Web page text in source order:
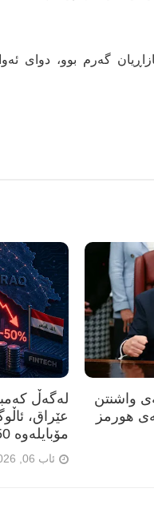
گەرم بوو، دواى
لەگەڵ
عێراق،
مۆبایلەوە 50٪ کەمی کردووە
ئاب 06, 2026
واشنتن
هورمز